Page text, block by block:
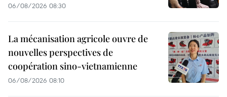
06/08/2026 08:30
La mécanisation agricole ouvre de
nouvelles perspectives de
coopération sino-vietnamienne
06/08/2026 08:10